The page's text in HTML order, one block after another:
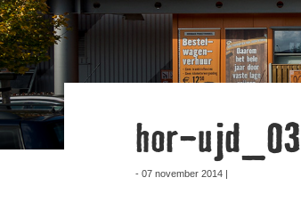
hor-ujd_03
- 07 november 2014 |